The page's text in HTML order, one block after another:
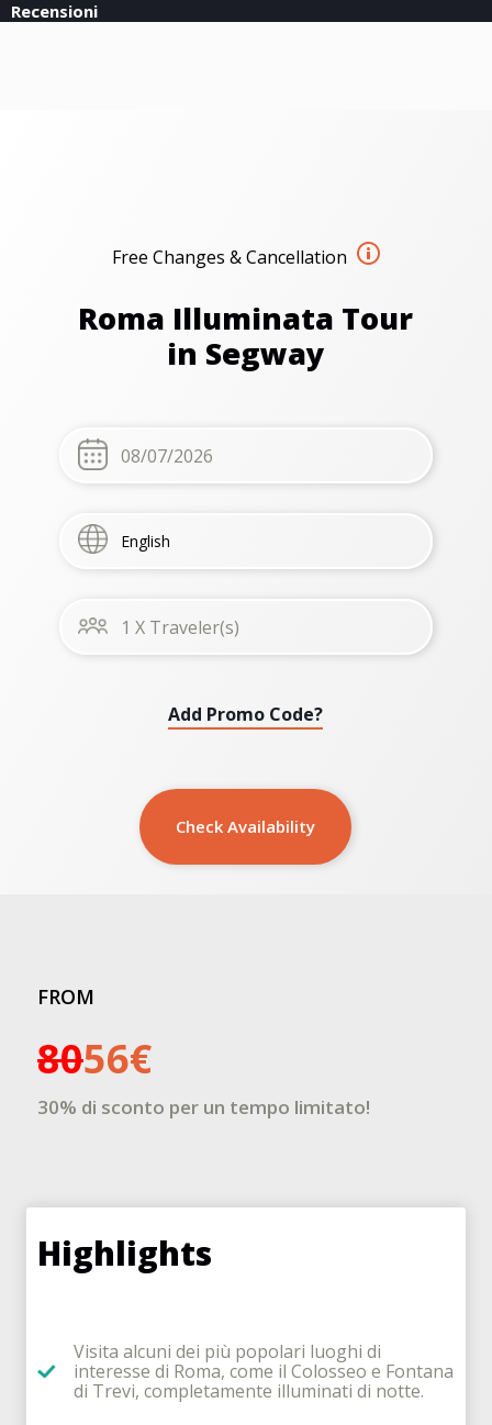
Recensioni
Free Changes & Cancellation
Roma Illuminata Tour
in Segway
Add Promo Code?
FROM
8056€
30% di sconto per un tempo limitato!
Highlights
Visita alcuni dei più popolari luoghi di
interesse di Roma, come il Colosseo e Fontana
di Trevi, completamente illuminati di notte.